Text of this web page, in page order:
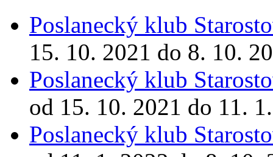
Poslanecký klub
15. 10. 2021 do 8. 10.
Poslanecký klub
od 15. 10. 2021 do 11.
Poslanecký klub